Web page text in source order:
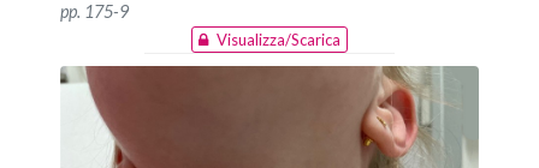
pp. 175-9
Visualizza/Scarica